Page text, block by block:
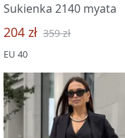
Sukienka 2140 myata
204 zł 359 zł
EU 40